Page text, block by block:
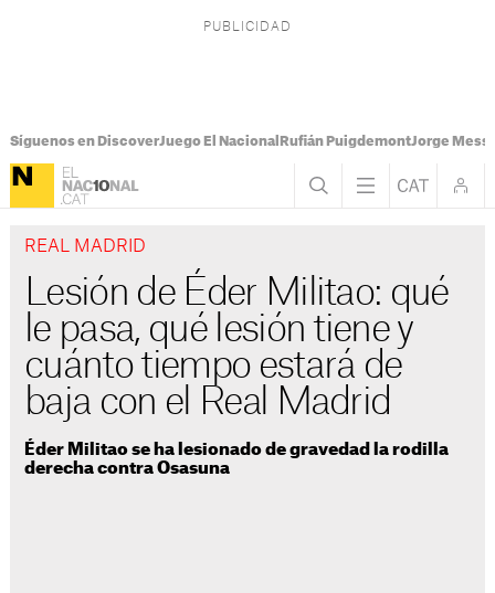
Síguenos en DiscoverJuego El Nacional Rufián PuigdemontJorge Messi
REAL MADRID
Lesión de Éder Militao: qué
le pasa, qué lesión tiene y
cuánto tiempo estará de
baja con el Real Madrid
Éder Militao se ha lesionado de gravedad la rodilla
derecha contra Osasuna